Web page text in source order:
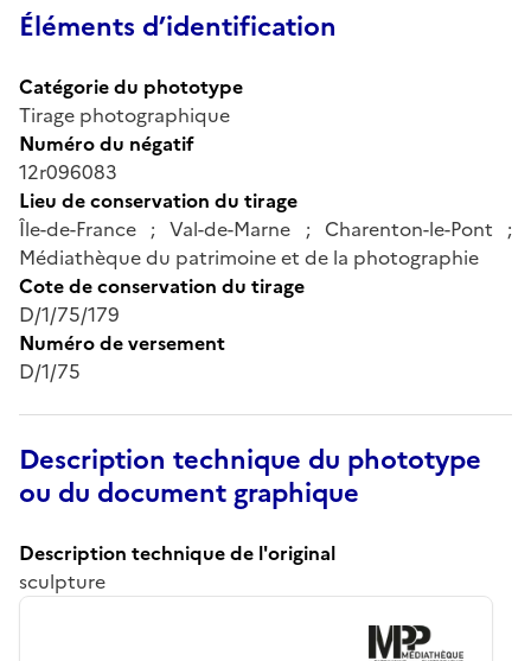
Éléments d’identification
Catégorie du phototype
Tirage photographique
Numéro du négatif
12r096083
Lieu de conservation du tirage
Île-de-France ; Val-de-Marne ; Charenton-le-Pont ;
Médiathèque du patrimoine et de la photographie
Cote de conservation du tirage
D/1/75/179
Numéro de versement
D/1/75
Description technique du phototype
ou du document graphique
Description technique de l'original
sculpture